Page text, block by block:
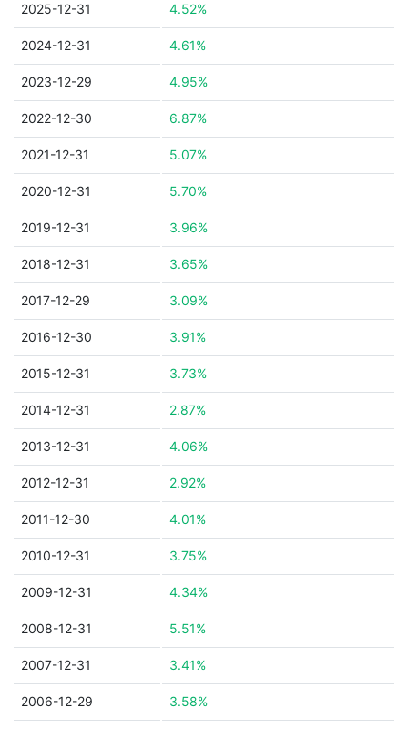
2025-12-31 4.52%
2024-12-31 4.61%
2023-12-29 4.95%
2022-12-30 6.87%
2021-12-31 5.07%
2020-12-31 5.70%
2019-12-31 3.96%
2018-12-31 3.65%
2017-12-29 3.09%
2016-12-30 3.91%
2015-12-31 3.73%
2014-12-31 2.87%
2013-12-31 4.06%
2012-12-31 2.92%
2011-12-30 4.01%
2010-12-31 3.75%
2009-12-31 4.34%
2008-12-31 5.51%
2007-12-31 3.41%
2006-12-29 3.58%